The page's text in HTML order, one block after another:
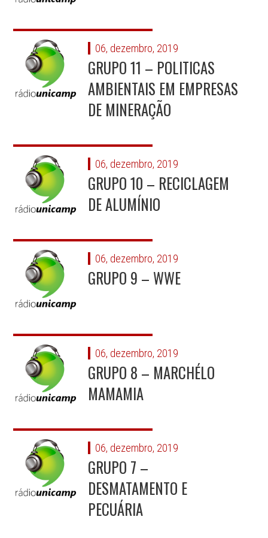
06, dezembro, 2019
GRUPO 11 – POLITICAS
AMBIENTAIS EM EMPRESAS
DE MINERAÇÃO
06, dezembro, 2019
GRUPO 10 – RECICLAGEM
DE ALUMÍNIO
06, dezembro, 2019
GRUPO 9 – WWE
06, dezembro, 2019
GRUPO 8 – MARCHÉLO
MAMAMIA
06, dezembro, 2019
GRUPO 7 –
DESMATAMENTO E
PECUÁRIA